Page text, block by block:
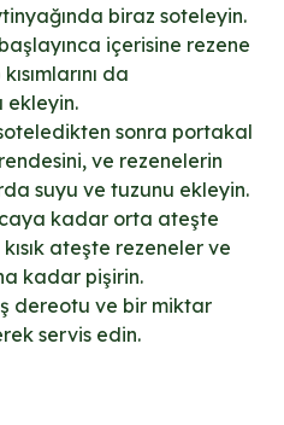
biraz soteleyin.
içerisine rezene
da
ekleyin.
sonra portakal
ve rezenelerin
suyu ve tuzunu ekleyin.
kadar orta ateşte
ateşte rezeneler ve
kadar pişirin.
dereotu ve bir miktar
servis edin.